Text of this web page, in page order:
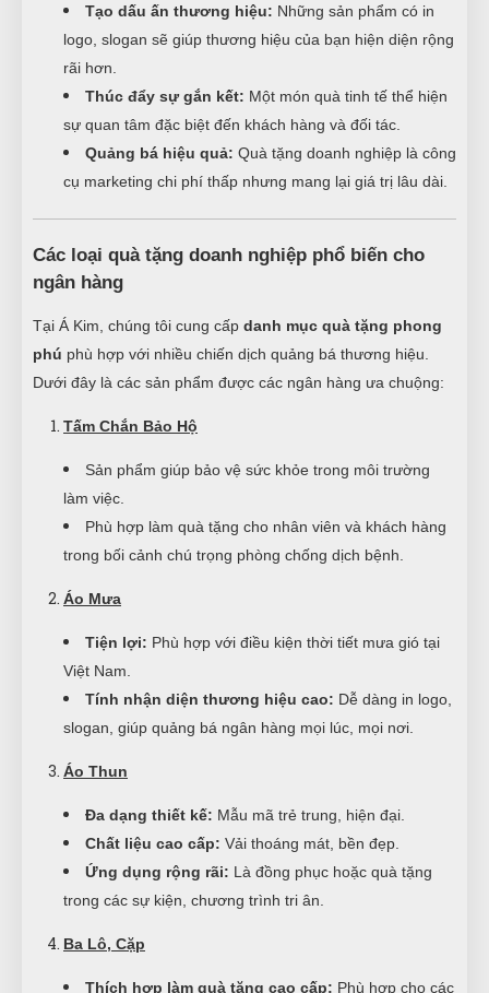
Tạo dấu ấn thương hiệu: Những sản phẩm có in
logo, slogan sẽ giúp thương hiệu của bạn hiện diện rộng
rãi hơn.
Thúc đẩy sự gắn kết: Một món quà tinh tế thể hiện
sự quan tâm đặc biệt đến khách hàng và đối tác.
Quảng bá hiệu quả: Quà tặng doanh nghiệp là công
cụ marketing chi phí thấp nhưng mang lại giá trị lâu dài.
Các loại quà tặng doanh nghiệp phổ biến cho
ngân hàng
Tại Á Kim, chúng tôi cung cấp danh mục quà tặng phong
phú phù hợp với nhiều chiến dịch quảng bá thương hiệu.
Dưới đây là các sản phẩm được các ngân hàng ưa chuộng:
Tấm Chắn Bảo Hộ
Sản phẩm giúp bảo vệ sức khỏe trong môi trường
làm việc.
Phù hợp làm quà tặng cho nhân viên và khách hàng
trong bối cảnh chú trọng phòng chống dịch bệnh.
Áo Mưa
Tiện lợi: Phù hợp với điều kiện thời tiết mưa gió tại
Việt Nam.
Tính nhận diện thương hiệu cao: Dễ dàng in logo,
slogan, giúp quảng bá ngân hàng mọi lúc, mọi nơi.
Áo Thun
Đa dạng thiết kế: Mẫu mã trẻ trung, hiện đại.
Chất liệu cao cấp: Vải thoáng mát, bền đẹp.
Ứng dụng rộng rãi: Là đồng phục hoặc quà tặng
trong các sự kiện, chương trình tri ân.
Ba Lô, Cặp
Thích hợp làm quà tặng cao cấp: Phù hợp cho các